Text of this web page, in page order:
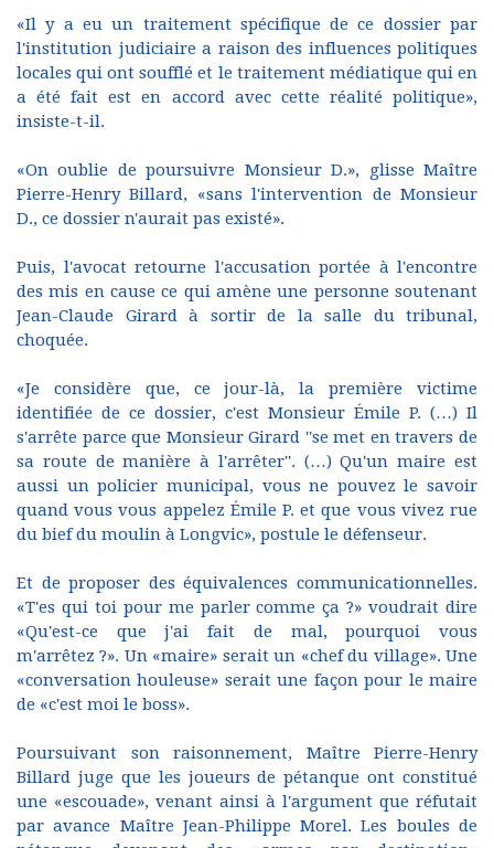
«Il y a eu un traitement spécifique de ce dossier par
l'institution judiciaire a raison des influences politiques
locales qui ont soufflé et le traitement médiatique qui en
a été fait est en accord avec cette réalité politique»,
insiste-t-il.
«On oublie de poursuivre Monsieur D.», glisse Maître
Pierre-Henry Billard, «sans l'intervention de Monsieur
D., ce dossier n'aurait pas existé».
Puis, l'avocat retourne l'accusation portée à l'encontre
des mis en cause ce qui amène une personne soutenant
Jean-Claude Girard à sortir de la salle du tribunal,
choquée.
«Je considère que, ce jour-là, la première victime
identifiée de ce dossier, c'est Monsieur Émile P. (…) Il
s'arrête parce que Monsieur Girard ''se met en travers de
sa route de manière à l'arrêter''. (…) Qu'un maire est
aussi un policier municipal, vous ne pouvez le savoir
quand vous vous appelez Émile P. et que vous vivez rue
du bief du moulin à Longvic», postule le défenseur.
Et de proposer des équivalences communicationnelles.
«T'es qui toi pour me parler comme ça ?» voudrait dire
«Qu'est-ce que j'ai fait de mal, pourquoi vous
m'arrêtez ?». Un «maire» serait un «chef du village». Une
«conversation houleuse» serait une façon pour le maire
de «c'est moi le boss».
Poursuivant son raisonnement, Maître Pierre-Henry
Billard juge que les joueurs de pétanque ont constitué
une «escouade», venant ainsi à l'argument que réfutait
par avance Maître Jean-Philippe Morel. Les boules de